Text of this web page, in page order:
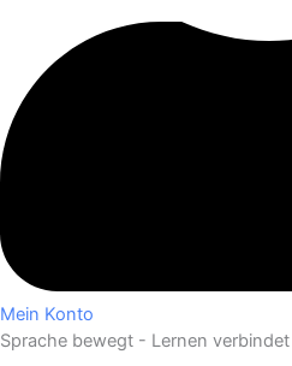
Mein Konto
Sprache bewegt - Lernen verbindet